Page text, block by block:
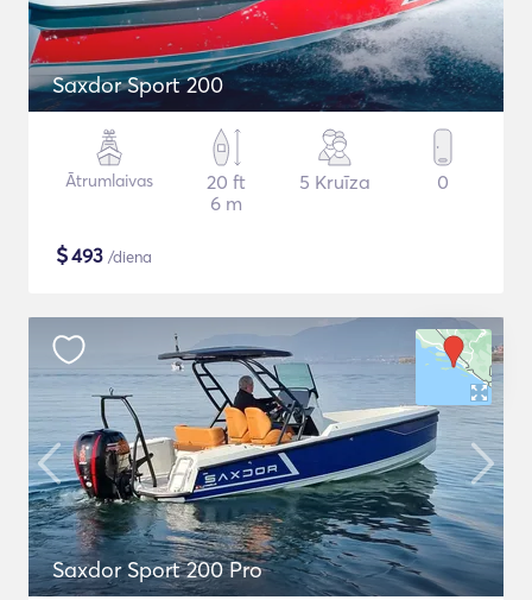
Saxdor Sport 200
Ātrumlaivas
20 ft
6 m
5 Kruīza 0
$493 /diena
Saxdor Sport 200 Pro